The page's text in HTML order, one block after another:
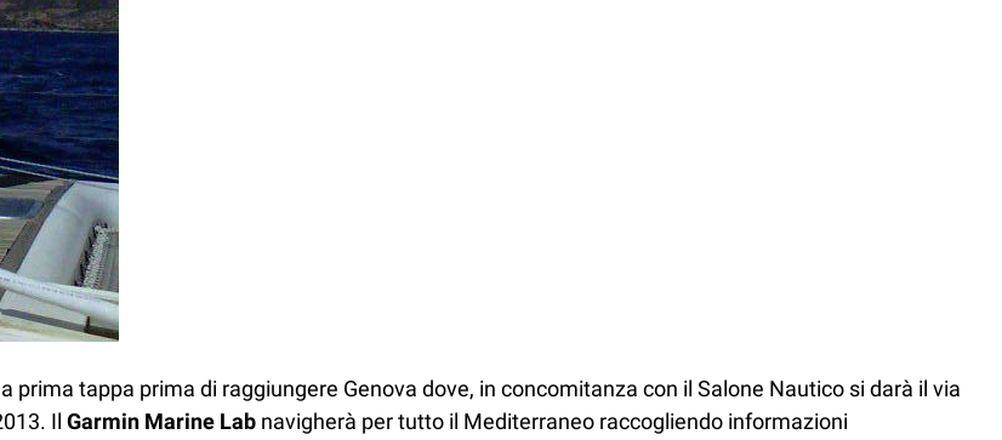
prima tappa prima di raggiungere Genova dove, in concomitanza con il Salone Nautico si darà il via
Il Garmin Marine Lab navigherà per tutto il Mediterraneo raccogliendo informazioni